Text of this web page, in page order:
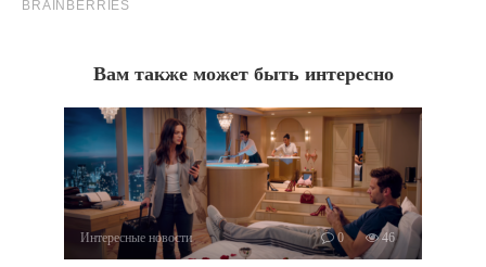
Вам также может быть интересно
Интересные новости 0 46